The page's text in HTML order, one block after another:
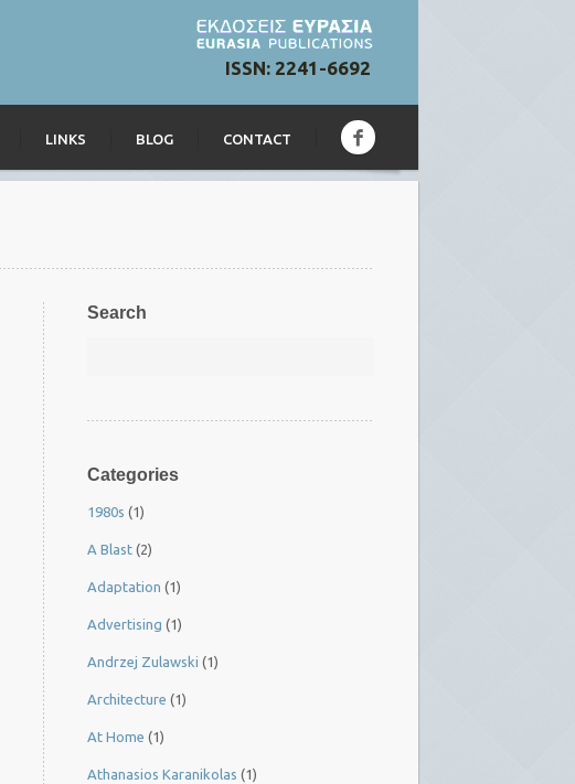
ISSN: 2241-6692
LINKS BLOG CONTACT
Search
Categories
1980s (1)
A Blast (2)
Adaptation (1)
Advertising (1)
Andrzej Zulawski (1)
Architecture (1)
At Home (1)
Athanasios Karanikolas (1)